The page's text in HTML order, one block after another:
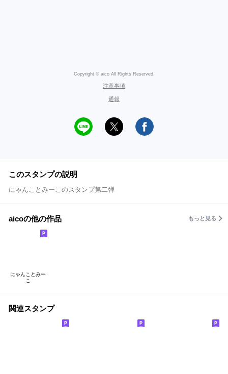
Copyright © aico All Rights Reserved.
注意事項
通報
このスタンプの説明
にゃんことみーこのスタンプ第二弾
aicoの他の作品 もっと見る
にゃんことみー
こ
関連スタンプ